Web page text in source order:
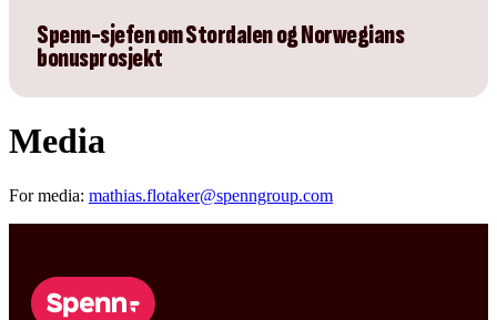
Spenn-sjefen om Stordalen og Norwegians
bonusprosjekt
Media
For media: mathias.flotaker@spenngroup.com